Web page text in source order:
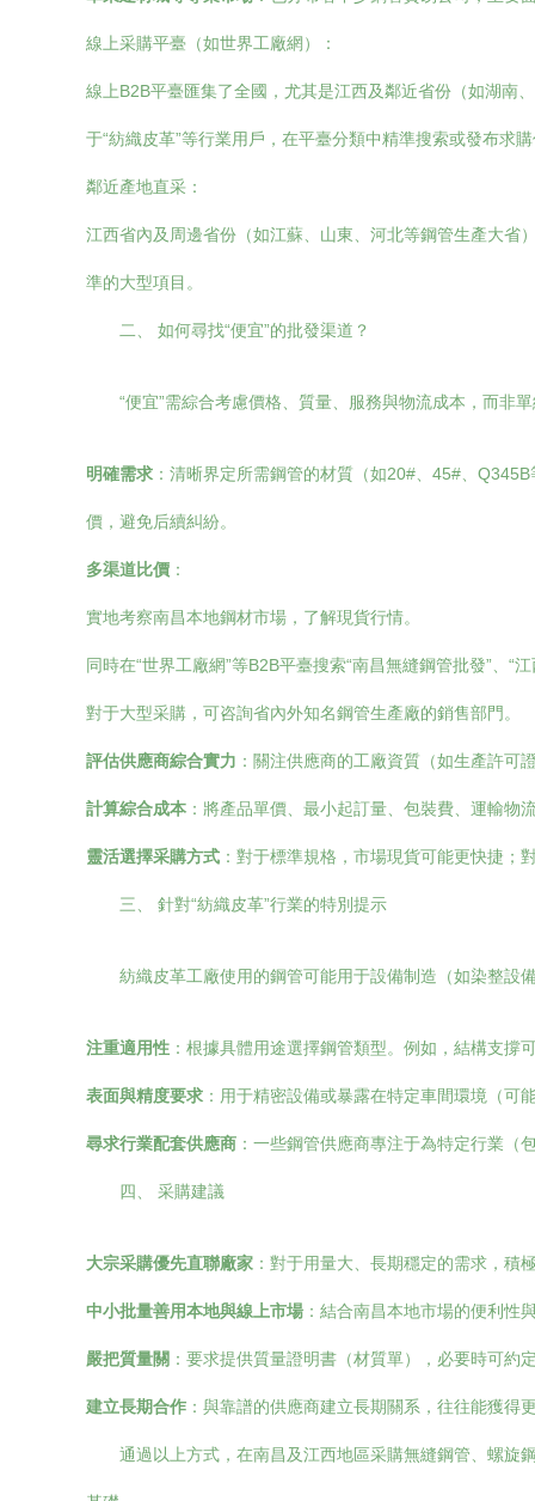
線上采購平臺（如世界工廠網）：
線上B2B平臺匯集了全國，尤其是江西及鄰近省份（如湖南
于“紡織皮革”等行業用戶，在平臺分類中精準搜索或發布求
鄰近產地直采：
江西省內及周邊省份（如江蘇、山東、河北等鋼管生產大省
準的大型項目。
二、 如何尋找“便宜”的批發渠道？
“便宜”需綜合考慮價格、質量、服務與物流成本，而非
明確需求 ：清晰界定所需鋼管的材質（如20#、45#、
價，避免后續糾紛。
多渠道比價 ：
實地考察南昌本地鋼材市場，了解現貨行情。
同時在“世界工廠網”等B2B平臺搜索“南昌無縫鋼管批發”、
對于大型采購，可咨詢省內外知名鋼管生產廠的銷售部門。
評估供應商綜合實力 ：關注供應商的工廠資質（如生產許
計算綜合成本 ：將產品單價、最小起訂量、包裝費、運輸
靈活選擇采購方式 ：對于標準規格，市場現貨可能更快捷
三、 針對“紡織皮革”行業的特別提示
紡織皮革工廠使用的鋼管可能用于設備制造（如染整設
注重適用性 ：根據具體用途選擇鋼管類型。例如，結構支
表面與精度要求 ：用于精密設備或暴露在特定車間環境（
尋求行業配套供應商 ：一些鋼管供應商專注于為特定行業
四、 采購建議
大宗采購優先直聯廠家 ：對于用量大、長期穩定的需求，積
中小批量善用本地與線上市場 ：結合南昌本地市場的便利性
嚴把質量關 ：要求提供質量證明書（材質單），必要時可
建立長期合作 ：與靠譜的供應商建立長期關系，往往能獲
通過以上方式，在南昌及江西地區采購無縫鋼管、螺旋